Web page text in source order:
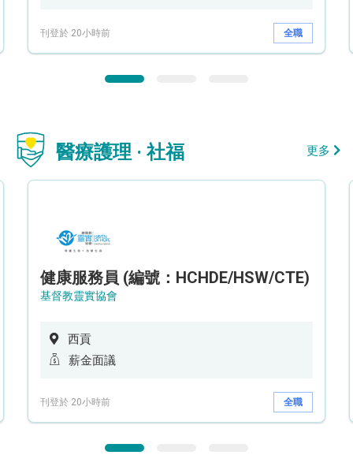
刊登於 20小時前 全職
醫療護理 · 社福 更多
健康服務員 (編號：HCHDE/HSW/CTE)
基督教靈實協會
西貢
薪金面議
刊登於 20小時前 全職